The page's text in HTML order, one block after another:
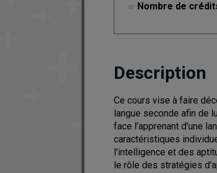
Nombre de
Description
Ce cours vise à faire
langue seconde afin de
face l'apprenant d'une
caractéristiques
l'intelligence et des
le rôle des stratégies